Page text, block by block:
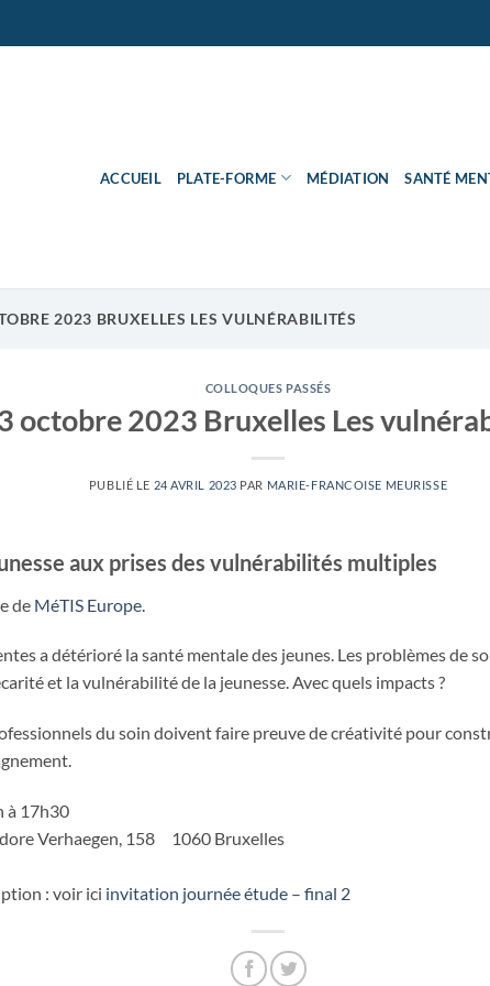
ACCUEIL PLATE-FORME MÉDIATION SANTÉ
2023 BRUXELLES LES VULNÉRABILITÉS
COLLOQUES PASSÉS
octobre 2023 Bruxelles Les
PUBLIÉ LE 24 AVRIL 2023 PAR MARIE-FRANCOISE MEURISSE
aux prises des vulnérabilités multiples
de MéTIS Europe.
a détérioré la santé mentale des jeunes. Les problèmes de
et la vulnérabilité de la jeunesse. Avec quels impacts ?
du soin doivent faire preuve de créativité pour
à 17h30
Verhaegen, 158 1060 Bruxelles
: voir ici invitation journée étude – final 2